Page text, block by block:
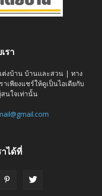
รา
ต่งบ้าน บ้านและสวน | ทาง
เพียงแชร์ให้ดูเป็นไอเดียกับ
นใจเท่านั้น
ได้ที่